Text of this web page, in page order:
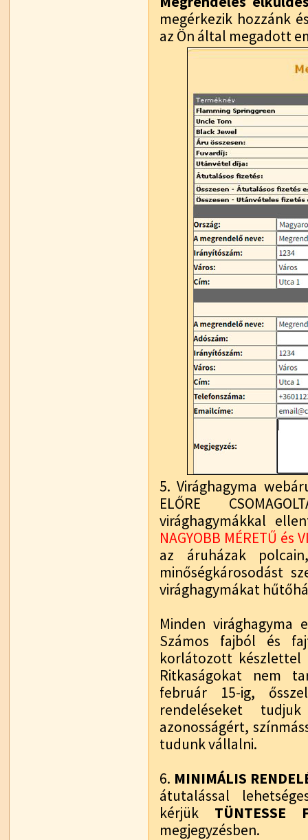
megérkezik hozzánk
az Ön által megadott
5. Virághagyma
ELŐRE
virághagymákkal
NAGYOBB MÉRETŰ és
az áruházak
minőségkárosodást
virághagymákat
Minden virághagyma
Számos fajból és
korlátozott készlettel
Ritkaságokat nem
február 15-ig,
rendeléseket
azonosságért,
tudunk vállalni.
6. MINIMÁLIS
átutalással
kérjük TÜNTESSE
megjegyzésben.